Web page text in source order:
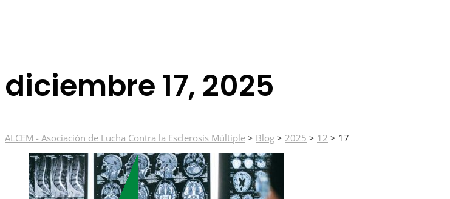
diciembre 17, 2025
ALCEM - Asociación de Lucha Contra la Esclerosis Múltiple > Blog > 2025 > 12 > 17